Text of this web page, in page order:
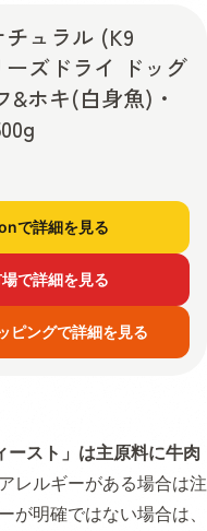
ュラル (K9
ズドライ ドッグ
&ホキ(白身魚)・
で詳細を見る
で詳細を見る
ピングで詳細を見る
ースト」は主原料に牛肉
レルギーがある場合は注
が明確ではない場合は、